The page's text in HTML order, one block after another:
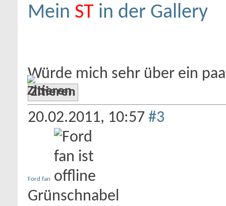
Mein ST in der Gallery
Würde mich sehr über ein
Zitieren
20.02.2011, 10:57 #3
Ford fan
Grünschnabel